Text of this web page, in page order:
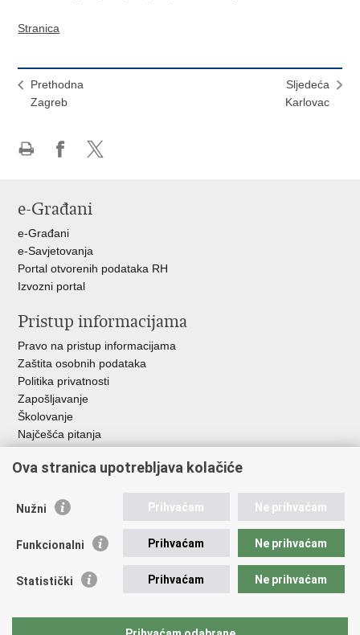
Stranica
Prethodna
Zagreb
Sljedeća
Karlovac
Facebooku
X-
e-Građani
e-Građani
e-Savjetovanja
Portal otvorenih podataka RH
Izvozni portal
Pristup informacijama
Pravo na pristup informacijama
Zaštita osobnih podataka
Politika privatnosti
Zapošljavanje
Školovanje
Najčešća pitanja
Važne poveznice
EMN Nacionalna kontaktna točka za Republiku Hrvatsku
Policijska akademija
Zaklada policijske solidarnosti
Udruge
Ova stranica upotrebljava kolačiće
Nužni Prihvaćam Ne prihvaćam
Funkcionalni Prihvaćam Ne prihvaćam
Statistički Prihvaćam Ne prihvaćam